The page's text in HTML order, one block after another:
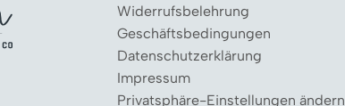
Widerrufsbelehrung
Geschäftsbedingungen
Datenschutzerklärung
Impressum
Privatsphäre-Einstellungen ändern